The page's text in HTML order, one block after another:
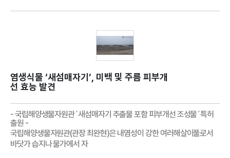
염생식물 ‘새섬매자기’, 미백 및 주름 피부개
선 효능 발견
- 국립해양생물자원관´새섬매자기 추출물 포함 피부개선 조성물´특허
출원 -
국립해양생물자원관(관장 최완현)은 내염성이 강한 여러해살이풀로서
바닷가 습지나 물가에서 자